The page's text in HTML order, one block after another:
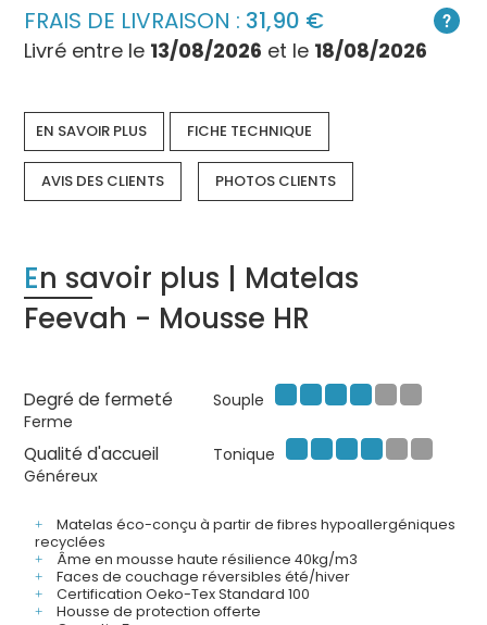
FRAIS DE LIVRAISON : 31,90 €
Livré entre le 13/08/2026 et le 18/08/2026
EN SAVOIR PLUS FICHE TECHNIQUE
AVIS DES CLIENTS PHOTOS CLIENTS
En savoir plus | Matelas
Feevah - Mousse HR
Degré de fermeté
Souple
Ferme
Qualité d'accueil
Tonique
Généreux
Matelas éco-conçu à partir de fibres hypoallergéniques
recyclées
Âme en mousse haute résilience 40kg/m3
Faces de couchage réversibles été/hiver
Certification Oeko-Tex Standard 100
Housse de protection offerte